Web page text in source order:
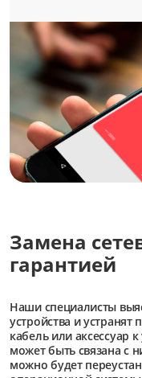
Замена
гарантией
Наши специалисты
устройства и устранят
кабель или аксессуар
может быть связана с
можно будет